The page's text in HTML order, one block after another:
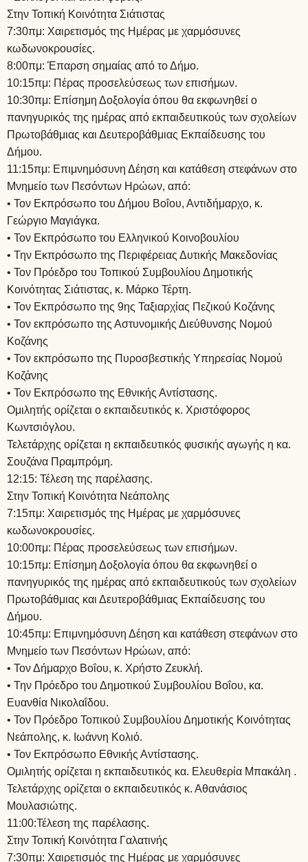
Στην Τοπική Κοινότητα Σιάτιστας
7:30πμ: Χαιρετισμός της Ημέρας με χαρμόσυνες
κωδωνοκρουσίες.
8:00πμ: Έπαρση σημαίας από το Δήμο.
10:15πμ: Πέρας προσελεύσεως των επισήμων.
10:30πμ: Επίσημη Δοξολογία όπου θα εκφωνηθεί ο
πανηγυρικός της ημέρας από εκπαιδευτικούς των σχολείων
Πρωτοβάθμιας και Δευτεροβάθμιας Εκπαίδευσης του
Δήμου.
11:15πμ: Επιμνημόσυνη Δέηση και κατάθεση στεφάνων στο
Μνημείο των Πεσόντων Ηρώων, από:
• Τον Εκπρόσωπο του Δήμου Βοΐου, Αντιδήμαρχο, κ.
Γεώργιο Μαγιάγκα.
• Τον Εκπρόσωπο του Ελληνικού Κοινοβουλίου
• Την Εκπρόσωπο της Περιφέρειας Δυτικής Μακεδονίας
• Τον Πρόεδρο του Τοπικού Συμβουλίου Δημοτικής
Κοινότητας Σιάτιστας, κ. Μάρκο Τέρτη.
• Τον Εκπρόσωπο της 9ης Ταξιαρχίας Πεζικού Κοζάνης
• Τον εκπρόσωπο της Αστυνομικής Διεύθυνσης Νομού
Κοζάνης
• Τον εκπρόσωπο της Πυροσβεστικής Υπηρεσίας Νομού
Κοζάνης
• Τον Εκπρόσωπο της Εθνικής Αντίστασης.
Ομιλητής ορίζεται ο εκπαιδευτικός κ. Χριστόφορος
Κωντσιόγλου.
Τελετάρχης ορίζεται η εκπαιδευτικός φυσικής αγωγής η κα.
Σουζάνα Πραμπρόμη.
12:15: Τέλεση της παρέλασης.
Στην Τοπική Κοινότητα Νεάπολης
7:15πμ: Χαιρετισμός της Ημέρας με χαρμόσυνες
κωδωνοκρουσίες.
10:00πμ: Πέρας προσελεύσεως των επισήμων.
10:15πμ: Επίσημη Δοξολογία όπου θα εκφωνηθεί ο
πανηγυρικός της ημέρας από εκπαιδευτικούς των σχολείων
Πρωτοβάθμιας και Δευτεροβάθμιας Εκπαίδευσης του
Δήμου.
10:45πμ: Επιμνημόσυνη Δέηση και κατάθεση στεφάνων στο
Μνημείο των Πεσόντων Ηρώων, από:
• Τον Δήμαρχο Βοΐου, κ. Χρήστο Ζευκλή.
• Την Πρόεδρο του Δημοτικού Συμβουλίου Βοΐου, κα.
Ευανθία Νικολαΐδου.
• Τον Πρόεδρο Τοπικού Συμβουλίου Δημοτικής Κοινότητας
Νεάπολης, κ. Ιωάννη Κολιό.
• Τον Εκπρόσωπο Εθνικής Αντίστασης.
Ομιλητής ορίζεται η εκπαιδευτικός κα. Ελευθερία Μπακάλη .
Τελετάρχης ορίζεται ο εκπαιδευτικός κ. Αθανάσιος
Μουλασιώτης.
11:00:Τέλεση της παρέλασης.
Στην Τοπική Κοινότητα Γαλατινής
7:30πμ: Χαιρετισμός της Ημέρας με χαρμόσυνες